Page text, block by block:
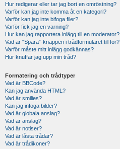
Hur redigerar eller tar jag bort en omröstning?
Varför kan jag inte komma åt en kategori?
Varför kan jag inte bifoga filer?
Varför fick jag en varning?
Hur kan jag rapportera inlägg till en moderator?
Vad är “Spara”-knappen i trådformuläret till för?
Varför måste mitt inlägg godkännas?
Hur knuffar jag upp min tråd?
Formatering och trådtyper
Vad är BBCode?
Kan jag använda HTML?
Vad är smilies?
Kan jag infoga bilder?
Vad är globala anslag?
Vad är anslag?
Vad är notiser?
Vad är låsta trådar?
Vad är trådikoner?